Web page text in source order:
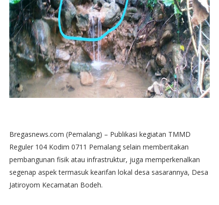
Bregasnews.com (Pemalang) – Publikasi kegiatan TMMD
Reguler 104 Kodim 0711 Pemalang selain memberitakan
pembangunan fisik atau infrastruktur, juga memperkenalkan
segenap aspek termasuk kearifan lokal desa sasarannya, Desa
Jatiroyom Kecamatan Bodeh.